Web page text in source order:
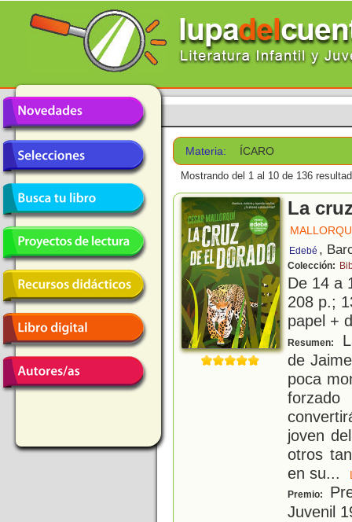
Materia: ÍCARO
Mostrando del 1 al 10 de 136
La
Edebé ,
Colección:
De 14 a
208 p.;
papel +
Resumen:
de
poca
joven
otros
en su...
Premio:
Juvenil